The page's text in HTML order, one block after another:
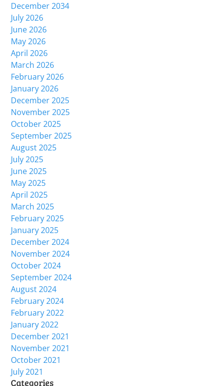
December 2034
July 2026
June 2026
May 2026
April 2026
March 2026
February 2026
January 2026
December 2025
November 2025
October 2025
September 2025
August 2025
July 2025
June 2025
May 2025
April 2025
March 2025
February 2025
January 2025
December 2024
November 2024
October 2024
September 2024
August 2024
February 2024
February 2022
January 2022
December 2021
November 2021
October 2021
July 2021
Categories